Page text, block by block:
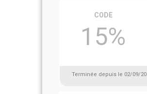
CODE
15%
Terminée depuis le 02/09/